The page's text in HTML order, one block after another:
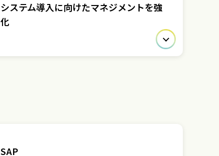
システム導入に向けたマネジメントを強
化
SAP